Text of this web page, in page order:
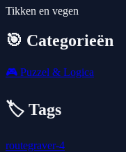
Tikken en vegen
🎯 Categorieën
🎮 Puzzel & Logica
🏷️ Tags
routegraver-4